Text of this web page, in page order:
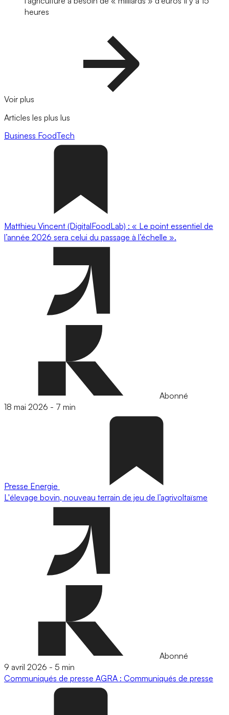
heures
Voir plus
Articles les plus lus
Business FoodTech
Matthieu Vincent (DigitalFoodLab) : « Le point essentiel de
l’année 2026 sera celui du passage à l’échelle ».
Abonné
18 mai 2026 - 7 min
Presse Energie
L'élevage bovin, nouveau terrain de jeu de l’agrivoltaïsme
Abonné
9 avril 2026 - 5 min
Communiqués de presse AGRA : Communiqués de presse